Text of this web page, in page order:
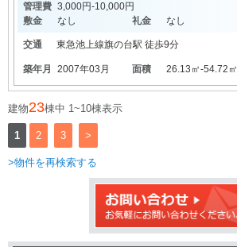
管理費 3,000円-10,000円
敷金
なし 礼金 なし
交通 東急池上線旗の台駅 徒歩9分
築年月 2007年03月 面積 26.13㎡-54.72㎡
建物23棟中 1~10棟表示
1 2 3 >
>物件を再検索する